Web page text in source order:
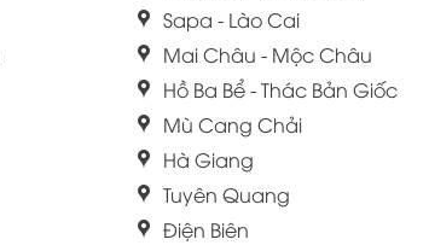
Sapa - Lào Cai
Mai Châu - Mộc Châu
Hồ Ba Bể - Thác Bản Giốc
Mù Cang Chải
Hà Giang
Tuyên Quang
Điện Biên